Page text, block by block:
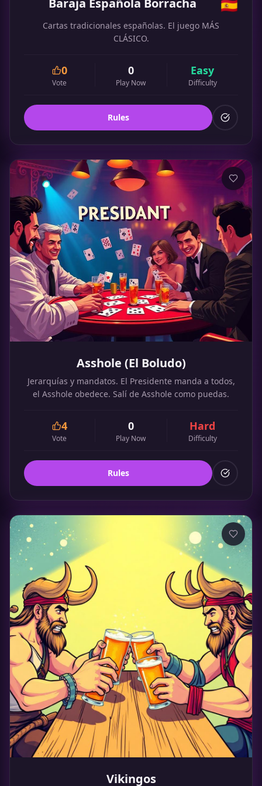
Baraja Española Borracha 🇪🇸
Cartas tradicionales españolas. El juego MÁS
CLÁSICO.
0
Vote
0
Play Now
Easy
Difficulty
Rules
Asshole (El Boludo)
Jerarquías y mandatos. El Presidente manda a todos,
el Asshole obedece. Salí de Asshole como puedas.
4
Vote
0
Play Now
Hard
Difficulty
Rules
Vikingos